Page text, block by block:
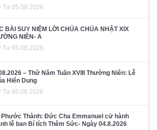
Tư 05.08.2026
BÀI SUY NIỆM LỜI CHÚA CHÚA NHẬT XIX
NIÊN- A
Tư 05.08.2026
– Thứ Năm Tuần XVIII Thường Niên: Lễ
Hiển Dung
Tư 05.08.2026
Phước Thành: Đức Cha Emmanuel cử hành
lễ ban Bí tích Thêm Sức- Ngày 04.8.2026